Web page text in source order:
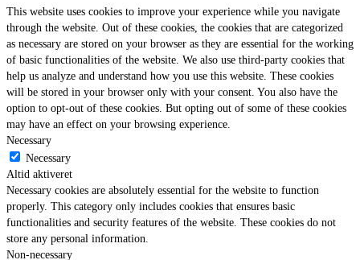
This website uses cookies to improve your experience while you navigate
through the website. Out of these cookies, the cookies that are categorized
as necessary are stored on your browser as they are essential for the working
of basic functionalities of the website. We also use third-party cookies that
help us analyze and understand how you use this website. These cookies
will be stored in your browser only with your consent. You also have the
option to opt-out of these cookies. But opting out of some of these cookies
may have an effect on your browsing experience.
Necessary
Necessary
Altid aktiveret
Necessary cookies are absolutely essential for the website to function
properly. This category only includes cookies that ensures basic
functionalities and security features of the website. These cookies do not
store any personal information.
Non-necessary